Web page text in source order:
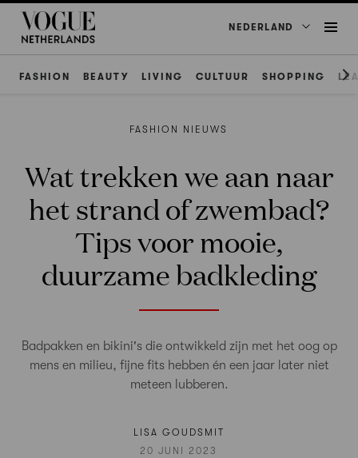
NEDERLAND
FASHION BEAUTY LIVING CULTUUR SHOPPING
FASHION NIEUWS
Wat trekken we aan naar
het strand of zwembad?
Tips voor mooie,
duurzame badkleding
Badpakken en bikini's die ontwikkeld zijn met het oog op
mens en milieu, fijne fits hebben én een jaar later niet
meteen lubberen.
LISA GOUDSMIT
20 JUNI 2023